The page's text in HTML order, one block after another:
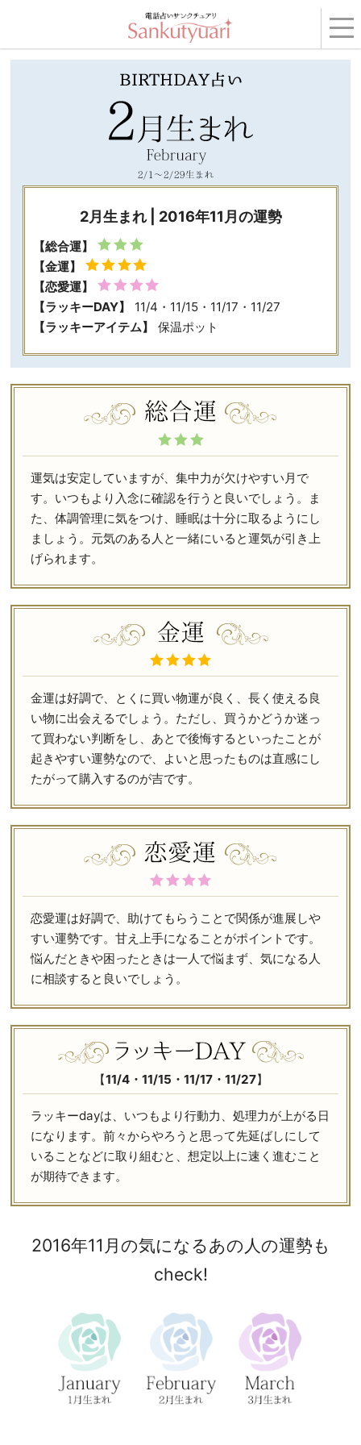
BIRTHDAY占い ›2016年11月の運勢
2月生まれ | 2016年11月の運勢
【総合運】
【金運】
【恋愛運】
【ラッキーDAY】
11/4・11/15・11/17・11/27
【ラッキーアイテム】
保温ポット
運気は安定していますが、集中力が欠けやすい月で
す。いつもより入念に確認を行うと良いでしょう。ま
た、体調管理に気をつけ、睡眠は十分に取るようにし
ましょう。元気のある人と一緒にいると運気が引き上
げられます。
金運は好調で、とくに買い物運が良く、長く使える良
い物に出会えるでしょう。ただし、買うかどうか迷っ
て買わない判断をし、あとで後悔するといったことが
起きやすい運勢なので、よいと思ったものは直感にし
たがって購入するのが吉です。
恋愛運は好調で、助けてもらうことで関係が進展しや
すい運勢です。甘え上手になることがポイントです。
悩んだときや困ったときは一人で悩まず、気になる人
に相談すると良いでしょう。
【11/4・11/15・11/17・11/27】
ラッキーdayは、いつもより行動力、処理力が上がる日
になります。前々からやろうと思って先延ばしにして
いることなどに取り組むと、想定以上に速く進むこと
が期待できます。
2016年11月の気になるあの人の運勢も
check!